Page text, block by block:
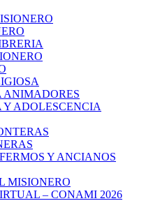
ANIMADORES
ADOLESCENCIA
Y ANCIANOS
MISIONERO
– CONAMI 2026